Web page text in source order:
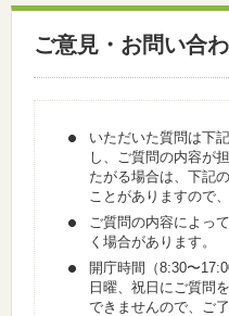
ご意見・お問い合
いただいた質問は下
し、ご質問の内容が
たがる場合は、下記
ことがありますので
ご質問の内容によっ
く場合があります。
開庁時間（8:30〜
日曜、祝日にご質問
できませんので、ご